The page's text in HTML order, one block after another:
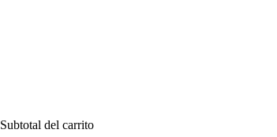
Subtotal del carrito